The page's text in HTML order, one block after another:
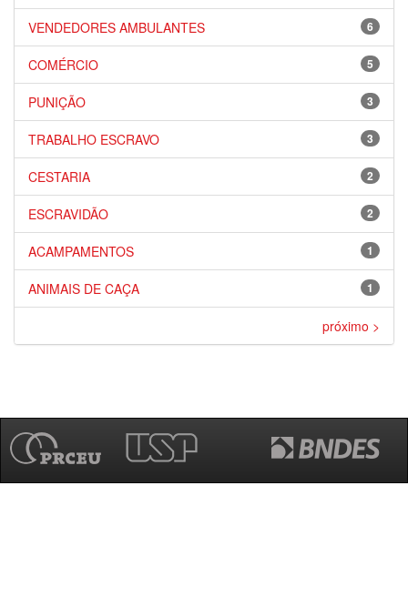
6
VENDEDORES AMBULANTES
5
COMÉRCIO
3
PUNIÇÃO
3
TRABALHO ESCRAVO
2
CESTARIA
2
ESCRAVIDÃO
1
ACAMPAMENTOS
1
ANIMAIS DE CAÇA
próximo >